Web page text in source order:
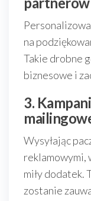
na
Takie drobne
biznesowe i
3.
Wysyłając
reklamowymi,
miły dodatek.
zostanie